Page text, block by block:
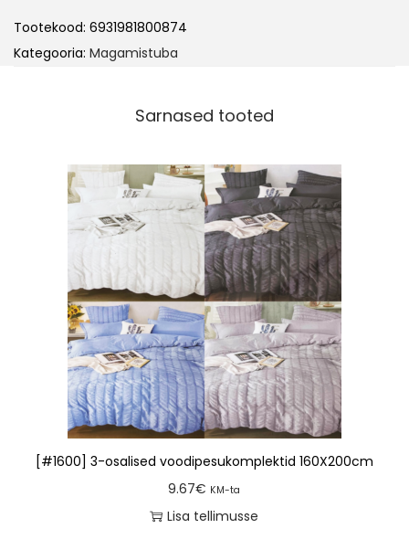
Tootekood: 6931981800874
Kategooria: Magamistuba
Sarnased tooted
[#1600] 3-osalised voodipesukomplektid 160X200cm
9.67€ KM-ta
Lisa tellimusse